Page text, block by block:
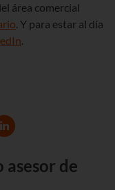
área comercial
. Y para estar al día
.
asesor de